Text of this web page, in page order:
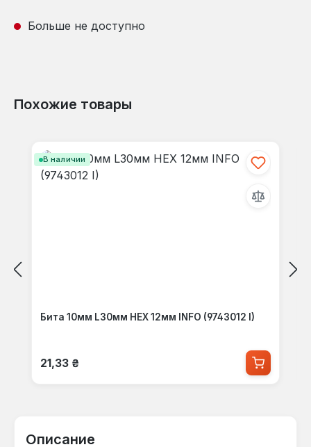
Больше не доступно
Похожие товары
В наличии
Бита 10мм L30мм HEX 12мм INFO (9743012 I)
Обычная цена:
21,33 ₴
Описание